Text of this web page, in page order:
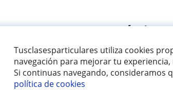
Tusclasesparticulares utiliza cookies
navegación para mejorar tu
Si continuas navegando, consideramos
política de cookies
Fantástica
Tus clases particulares